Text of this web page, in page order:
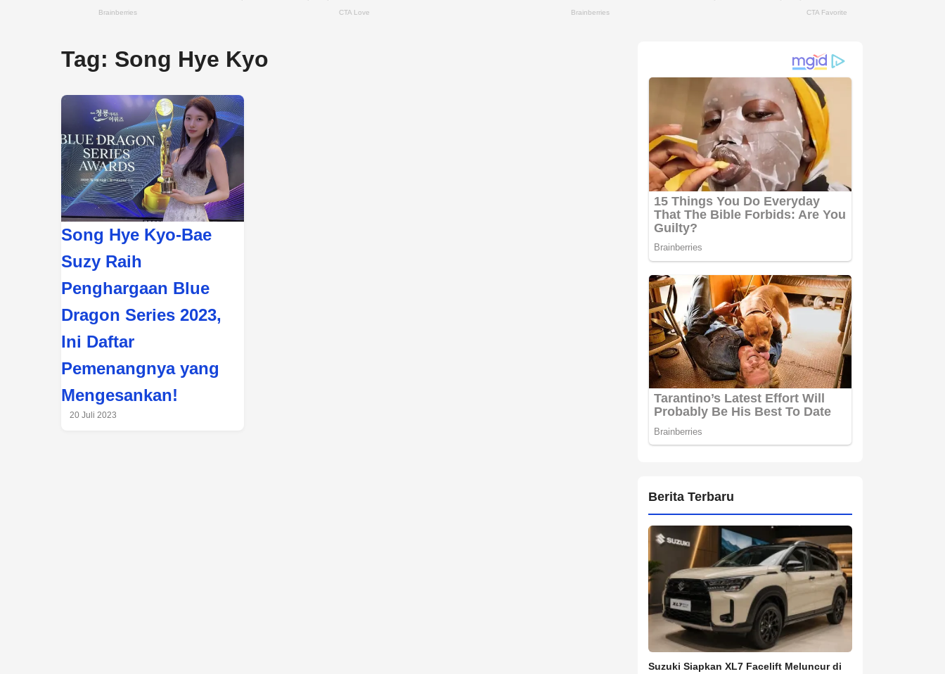
Tag: Song Hye Kyo
Song Hye Kyo-Bae
Suzy Raih
Penghargaan Blue
Dragon Series 2023,
Ini Daftar
Pemenangnya yang
Mengesankan!
20 Juli 2023
Berita Terbaru
Suzuki Siapkan XL7 Facelift Meluncur di